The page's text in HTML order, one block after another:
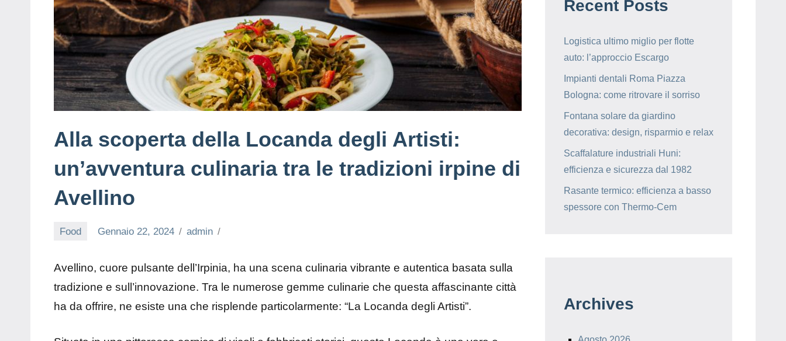
Alla scoperta della Locanda degli Artisti:
un’avventura culinaria tra le tradizioni irpine di
Avellino
Food Gennaio 22, 2024 admin
Avellino, cuore pulsante dell’Irpinia, ha una scena culinaria vibrante e autentica basata sulla
tradizione e sull’innovazione. Tra le numerose gemme culinarie che questa affascinante città
ha da offrire, ne esiste una che risplende particolarmente: “La Locanda degli Artisti”.
Recent Posts
Logistica ultimo miglio per flotte
auto: l’approccio Escargo
Impianti dentali Roma Piazza
Bologna: come ritrovare il sorriso
Fontana solare da giardino
decorativa: design, risparmio e relax
Scaffalature industriali Huni:
efficienza e sicurezza dal 1982
Rasante termico: efficienza a basso
spessore con Thermo-Cem
Archives